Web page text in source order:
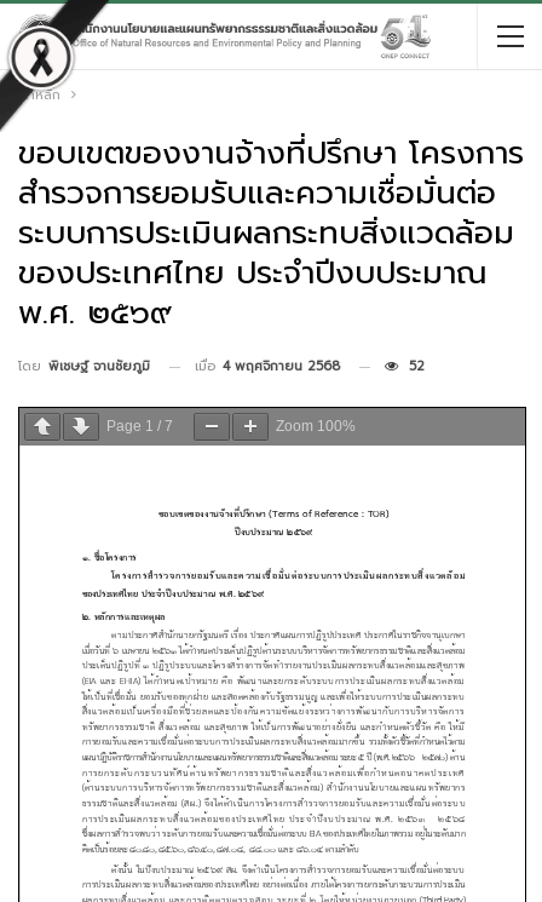
หน้าหลัก
ขอบเขตของงานจ้างที่ปรึกษา โครงการ
สำรวจการยอมรับและความเชื่อมั่นต่อ
ระบบการประเมินผลกระทบสิ่งแวดล้อม
ของประเทศไทย ประจำปีงบประมาณ
พ.ศ. ๒๕๖๙
โดย พิเชษฐ์ จานชัยภูมิ เมื่อ 4 พฤศจิกายน 2568 52
Page 1 / 7 Zoom 100%